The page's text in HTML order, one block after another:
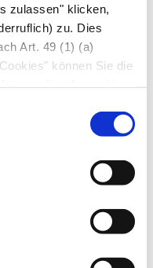
zulassen" klicken,
zu. Dies
Art. 49 (1) (a)
können Sie die
von Störungen
sowie einer
Intensivmedizin